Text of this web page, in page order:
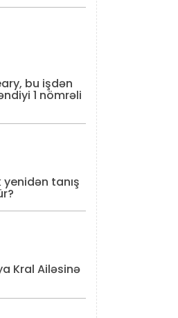
bu işdən
1 nömrəli
tanış
Kral Ailəsinə